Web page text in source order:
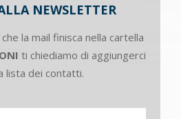
NEWSLETTER
la mail finisca nella cartella
ti chiediamo di aggiungerci
lista dei contatti.